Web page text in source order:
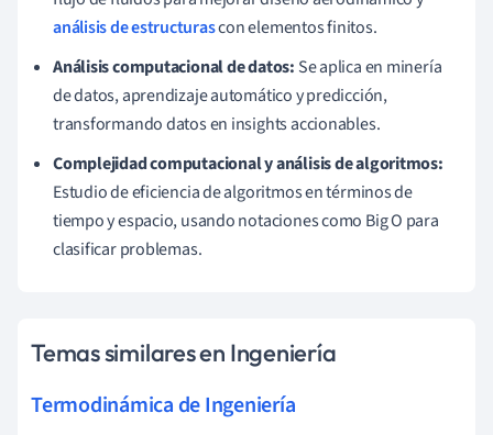
análisis de estructurascon elementos finitos.
Análisis computacional de datos: Se aplica en minería
de datos, aprendizaje automático y predicción,
transformando datos en insights accionables.
Complejidad computacional y análisis de algoritmos:
Estudio de eficiencia de algoritmos en términos de
tiempo y espacio, usando notaciones como Big O para
clasificar problemas.
Temas similares en Ingeniería
Termodinámica de Ingeniería